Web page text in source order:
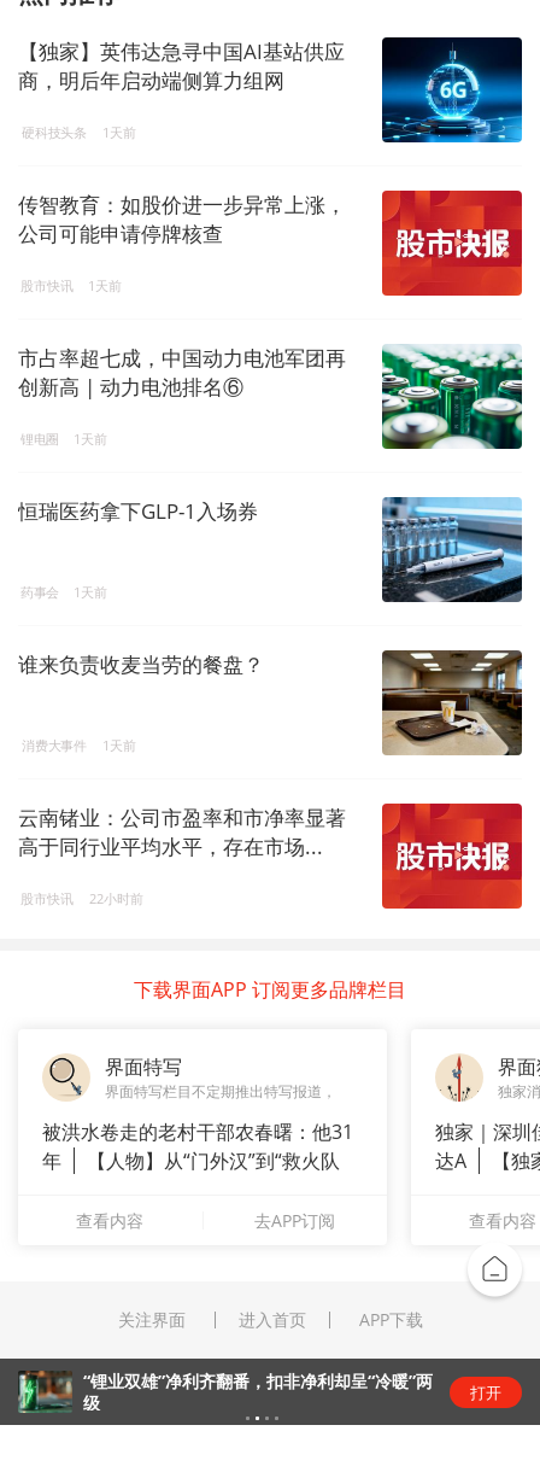
【独家】英伟达急寻中国AI基站供应
商，明后年启动端侧算力组网
硬科技头条 1天前
传智教育：如股价进一步异常上涨，
公司可能申请停牌核查
股市快讯 1天前
市占率超七成，中国动力电池军团再
创新高 | 动力电池排名⑥
锂电圈 1天前
恒瑞医药拿下GLP-1入场券
药事会 1天前
谁来负责收麦当劳的餐盘？
消费大事件 1天前
云南锗业：公司市盈率和市净率显著
高于同行业平均水平，存在市场...
股市快讯 22小时前
下载界面APP 订阅更多品牌栏目
界面特写
界面特写栏目不定期推出特写报道，
被洪水卷走的老村干部农春曙：他31
年
【人物】从“门外汉”到“救火队
查看内容 去APP订阅
界
独家
独家｜深圳
达A
【
查看内容
关注界面 进入首页 APP下载
“锂业双雄”净利齐翻番，扣非净利却呈“冷暖”两
级
打开